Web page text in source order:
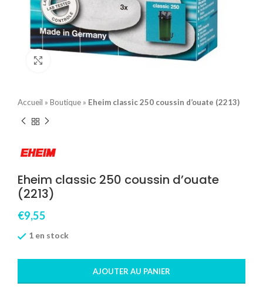
Accueil » Boutique » Eheim classic 250 coussin d’ouate (2213)
Eheim classic 250 coussin d’ouate
(2213)
€9,55
1 en stock
AJOUTER AU PANIER